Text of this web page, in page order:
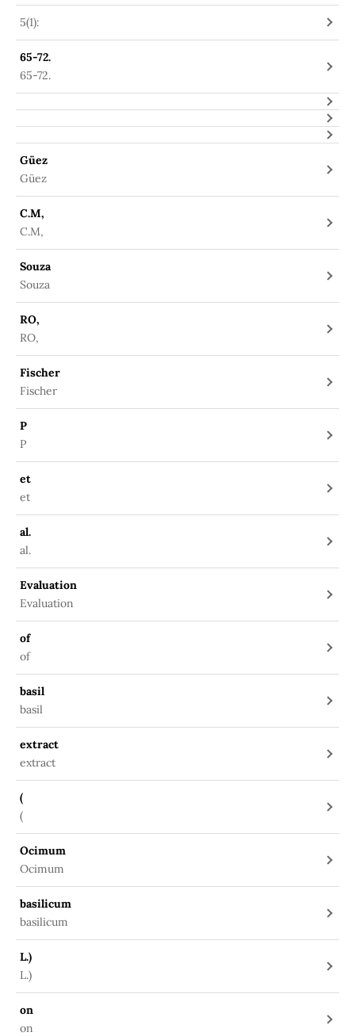
5(1):
65-72.
65-72.
Güez
Güez
C.M,
C.M,
Souza
Souza
RO,
RO,
Fischer
Fischer
P
P
et
et
al.
al.
Evaluation
Evaluation
of
of
basil
basil
extract
extract
(
(
Ocimum
Ocimum
basilicum
basilicum
L.)
L.)
on
on